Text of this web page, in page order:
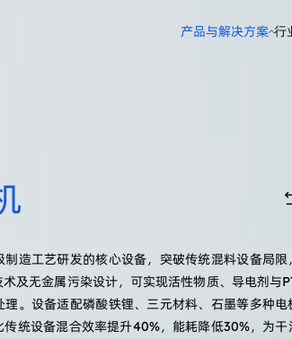
产品与解决方案 行
造工艺研发的核心设备，突破传统混料设备局限
及无金属污染设计，可实现活性物质、导电剂与
。设备适配磷酸铁锂、三元材料、石墨等多种电
统设备混合效率提升40%，能耗降低30%，为干